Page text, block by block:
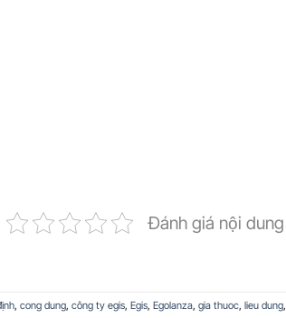
Đánh giá nội dung
, cong dung, công ty egis, Egis, Egolanza, gia thuoc, lieu dung,